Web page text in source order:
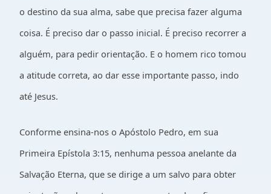
o destino da sua alma, sabe que precisa fazer alguma
coisa. É preciso dar o passo inicial. É preciso recorrer a
alguém, para pedir orientação. E o homem rico tomou
a atitude correta, ao dar esse importante passo, indo
até Jesus.
Conforme ensina-nos o Apóstolo Pedro, em sua
Primeira Epístola 3:15, nenhuma pessoa anelante da
Salvação Eterna, que se dirige a um salvo para obter